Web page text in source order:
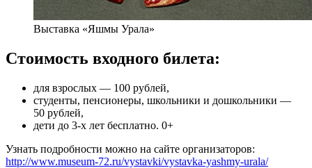
Выставка «Яшмы Урала»
Стоимость входного билета:
для взрослых — 100 рублей,
студенты, пенсионеры, школьники и дошкольники —
50 рублей,
дети до 3-х лет бесплатно. 0+
Узнать подробности можно на сайте организаторов:
http://www.museum-72.ru/vystavki/vystavka-yashmy-urala/